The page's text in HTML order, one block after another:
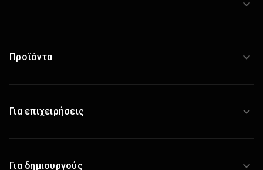
εκμετάλλευσης
Προϊόντα
Για επιχειρήσεις
Για δημιουργούς